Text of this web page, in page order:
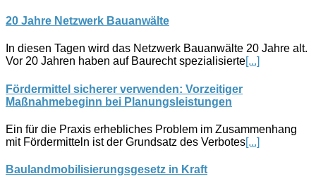
20 Jahre Netzwerk Bauanwälte
In diesen Tagen wird das Netzwerk Bauanwälte 20 Jahre alt.
Vor 20 Jahren haben auf Baurecht spezialisierte[...]
Fördermittel sicherer verwenden: Vorzeitiger
Maßnahmebeginn bei Planungsleistungen
Ein für die Praxis erhebliches Problem im Zusammenhang
mit Fördermitteln ist der Grundsatz des Verbotes[...]
Baulandmobilisierungsgesetz in Kraft